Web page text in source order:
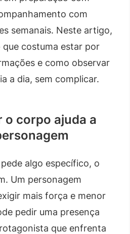
com
semanais. Neste artigo,
costuma estar por
e como observar
a dia, sem complicar.
o corpo ajuda a
algo específico, o
Um personagem
mais força e menor
pedir uma presença
que enfrenta